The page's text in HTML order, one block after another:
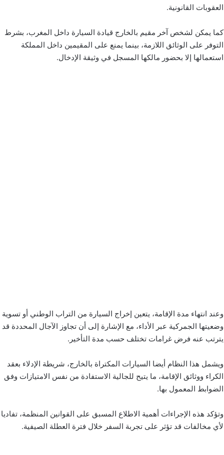
العقوبات القانونية.
كما يمكن لشخص آخر مقيم بالخارج قيادة السيارة داخل المغرب، بشرط
التوفر على الوثائق اللازمة، بينما يمنع على المقيمين داخل المملكة
استعمالها إلا بحضور مالكها المسجل في وثيقة الإدخال.
وعند انتهاء مدة الإقامة، يتعين إخراج السيارة من التراب الوطني أو تسوية
وضعيتها الجمركية عبر الأداء، مع الإشارة إلى أن تجاوز الآجال المحددة قد
يترتب عنه فرض غرامات تختلف حسب مدة التأخير.
ويشمل هذا النظام أيضا السيارات المكتراة بالخارج، شريطة الإدلاء بعقد
الكراء ووثائق الإقامة، ما يتيح للجالية الاستفادة من نفس الامتيازات وفق
الضوابط المعمول بها.
وتؤكد هذه الإجراءات أهمية الاطلاع المسبق على القوانين المنظمة، تفاديا
لأي مخالفات قد تؤثر على تجربة السفر خلال فترة العطلة الصيفية.